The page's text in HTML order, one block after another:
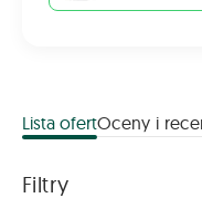
Lista ofertOceny i
Filtry